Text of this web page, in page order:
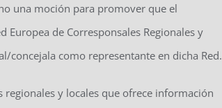
una moción para promover que el
de Corresponsales Regionales y
concejala como representante en dicha Red.
y locales que ofrece información